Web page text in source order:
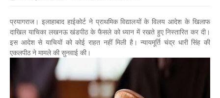
प्रयागराज। इलाहाबाद हाईकोर्ट ने प्राथमिक विद्यालयों के विलय आदेश के खिलाफ
दाखिल याचिका लखनऊ खंडपीठ के फैसले को ध्यान में रखते हुए निस्तारित कर दी।
इस आदेश से याचियों को कोई राहत नहीं मिली है। न्यायमूर्ति चंद्र धारी सिंह की
एकलपीठ ने मामले की सुनवाई की।